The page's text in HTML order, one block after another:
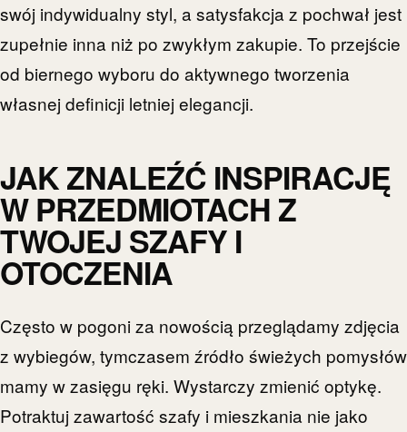
swój indywidualny styl, a satysfakcja z pochwał jest
zupełnie inna niż po zwykłym zakupie. To przejście
od biernego wyboru do aktywnego tworzenia
własnej definicji letniej elegancji.
JAK ZNALEŹĆ INSPIRACJĘ
W PRZEDMIOTACH Z
TWOJEJ SZAFY I
OTOCZENIA
Często w pogoni za nowością przeglądamy zdjęcia
z wybiegów, tymczasem źródło świeżych pomysłów
mamy w zasięgu ręki. Wystarczy zmienić optykę.
Potraktuj zawartość szafy i mieszkania nie jako